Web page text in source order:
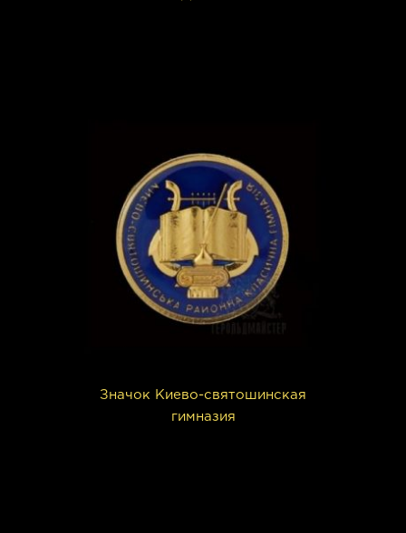
Значок Киево-святошинская
гимназия